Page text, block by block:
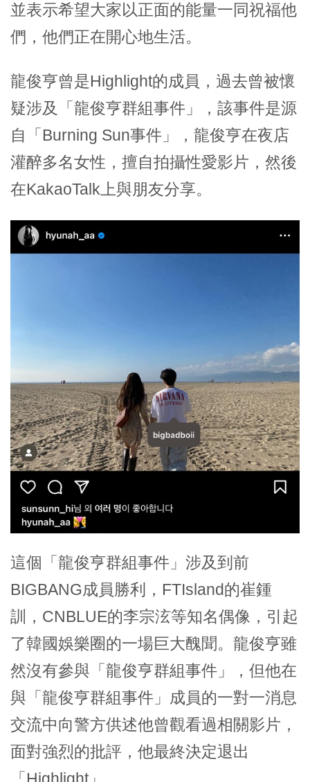
並表示希望大家以正面的能量一同祝福他
們，他們正在開心地生活。
龍俊亨曾是Highlight的成員，過去曾被懷
疑涉及「龍俊亨群組事件」，該事件是源
自「Burning Sun事件」，龍俊亨在夜店
灌醉多名女性，擅自拍攝性愛影片，然後
在KakaoTalk上與朋友分享。
這個「龍俊亨群組事件」涉及到前
BIGBANG成員勝利，FTIsland的崔鍾
訓，CNBLUE的李宗泫等知名偶像，引起
了韓國娛樂圈的一場巨大醜聞。龍俊亨雖
然沒有參與「龍俊亨群組事件」，但他在
與「龍俊亨群組事件」成員的一對一消息
交流中向警方供述他曾觀看過相關影片，
面對強烈的批評，他最終決定退出